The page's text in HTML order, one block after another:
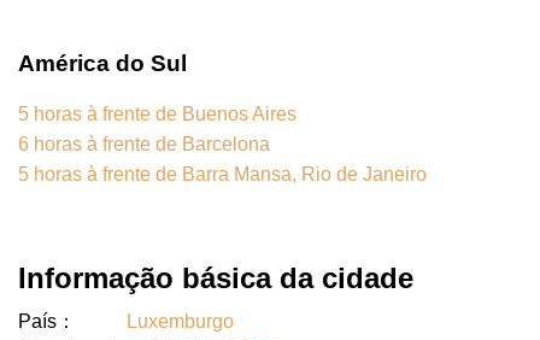
América do Sul
5 horas à frente de Buenos Aires
6 horas à frente de Barcelona
5 horas à frente de Barra Mansa, Rio de Janeiro
Informação básica da cidade
País：
Luxemburgo